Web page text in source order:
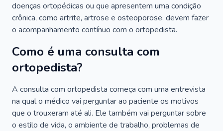
doenças ortopédicas ou que apresentem uma condição
crônica, como artrite, artrose e osteoporose, devem fazer
o acompanhamento contínuo com o ortopedista.
Como é uma consulta com
ortopedista?
A consulta com ortopedista começa com uma entrevista
na qual o médico vai perguntar ao paciente os motivos
que o trouxeram até ali. Ele também vai perguntar sobre
o estilo de vida, o ambiente de trabalho, problemas de